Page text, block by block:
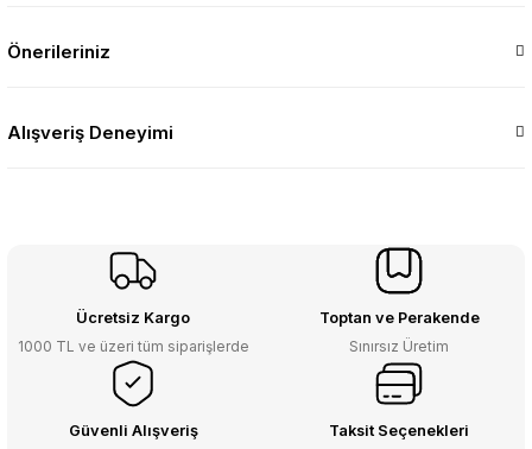
Önerileriniz
Alışveriş Deneyimi
Ücretsiz Kargo
1000 TL ve üzeri tüm siparişlerde
Toptan ve Perakende
Sınırsız Üretim
Güvenli Alışveriş
Taksit Seçenekleri